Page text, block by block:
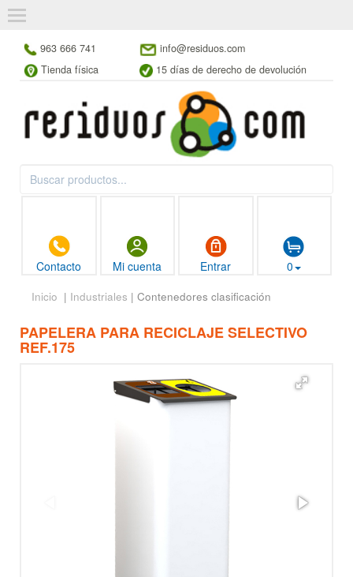
963 666 741
info@residuos.com
Tienda física
15 días de derecho de devolución
Contacto Mi cuenta Entrar 0
Inicio | Industriales | Contenedores clasificación
PAPELERA PARA RECICLAJE SELECTIVO
REF.175